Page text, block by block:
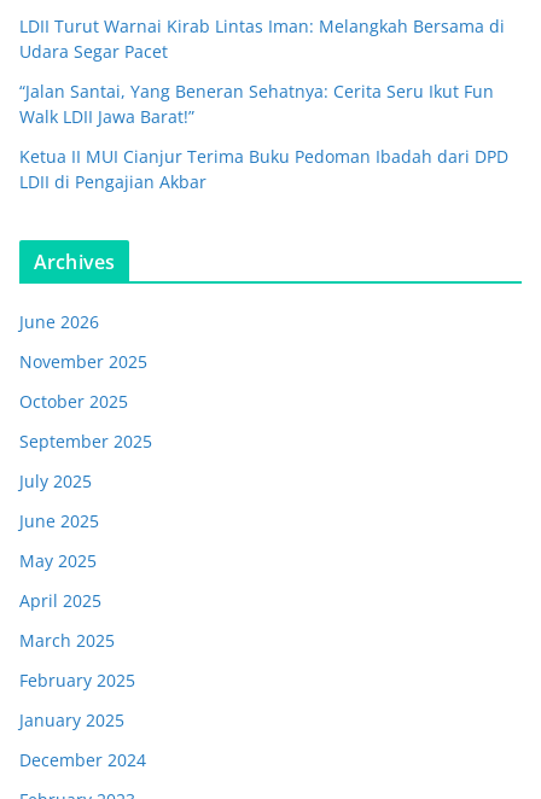
LDII Turut Warnai Kirab Lintas Iman: Melangkah Bersama di
Udara Segar Pacet
“Jalan Santai, Yang Beneran Sehatnya: Cerita Seru Ikut Fun
Walk LDII Jawa Barat!”
Ketua II MUI Cianjur Terima Buku Pedoman Ibadah dari DPD
LDII di Pengajian Akbar
Archives
June 2026
November 2025
October 2025
September 2025
July 2025
June 2025
May 2025
April 2025
March 2025
February 2025
January 2025
December 2024